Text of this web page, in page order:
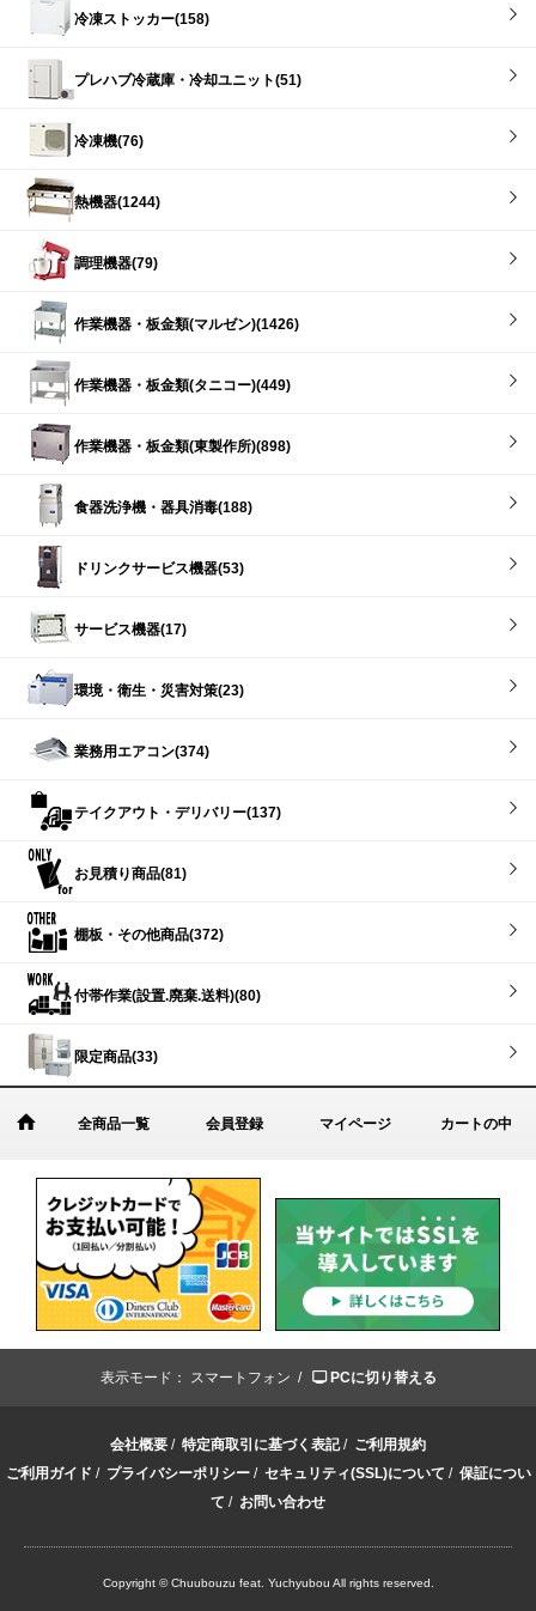
冷凍ストッカー(158)
プレハブ冷蔵庫・冷却ユニット(51)
冷凍機(76)
熱機器(1244)
調理機器(79)
作業機器・板金類(マルゼン)(1426)
作業機器・板金類(タニコー)(449)
作業機器・板金類(東製作所)(898)
食器洗浄機・器具消毒(188)
ドリンクサービス機器(53)
サービス機器(17)
環境・衛生・災害対策(23)
業務用エアコン(374)
テイクアウト・デリバリー(137)
お見積り商品(81)
棚板・その他商品(372)
付帯作業(設置.廃棄.送料)(80)
限定商品(33)
全商品一覧 会員登録 マイページ カートの中
表示モード： スマートフォン / PCに切り替える
会社概要 / 特定商取引に基づく表記/ ご利用規約
ご利用ガイド / プライバシーポリシー/ セキュリティ(SSL)について / 保証につい
て / お問い合わせ
Copyright © Chuubouzu feat. Yuchyubou All rights reserved.